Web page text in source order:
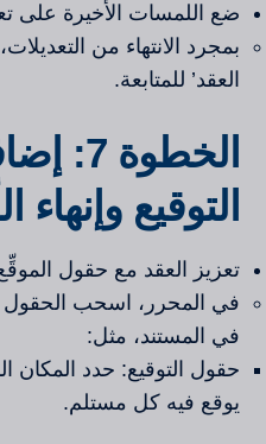
ضع اللمسات الأخيرة على
بمجرد الانتهاء من
العقد’ للمتابعة.
التوقيع وإنهاء
تعزيز العقد مع حقول
في المحرر، اسحب الحقول
في المستند، مثل:
حقول التوقيع: حدد المكان
يوقع فيه كل مستلم.